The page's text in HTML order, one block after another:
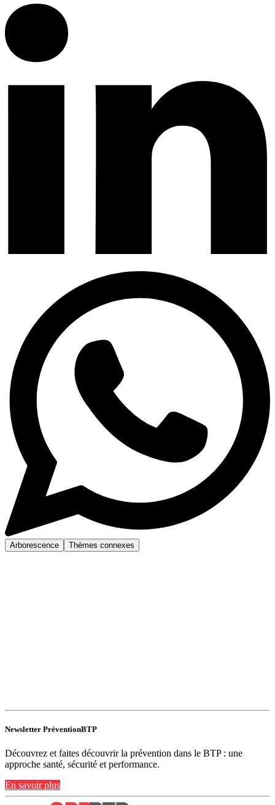
Arborescence Thèmes connexes
Newsletter PréventionBTP
Découvrez et faites découvrir la prévention dans le BTP : une
approche santé, sécurité et performance.
En savoir plus